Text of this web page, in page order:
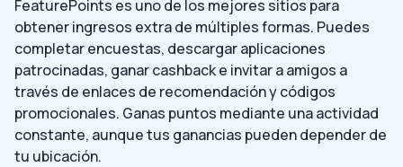
FeaturePoints es uno de los mejores sitios para
obtener ingresos extra de múltiples formas. Puedes
completar encuestas, descargar aplicaciones
patrocinadas, ganar cashback e invitar a amigos a
través de enlaces de recomendación y códigos
promocionales. Ganas puntos mediante una actividad
constante, aunque tus ganancias pueden depender de
tu ubicación.